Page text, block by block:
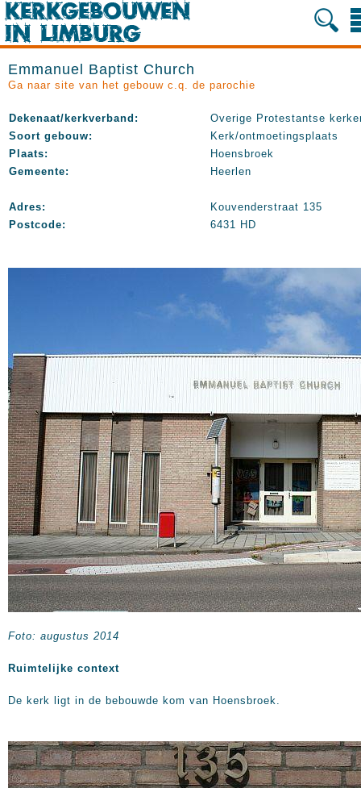
Emmanuel Baptist Church
Ga naar site van het gebouw c.q. de parochie
Dekenaat/kerkverband:
Overige Protestantse
Soort gebouw:
Kerk/ontmoetingsplaats
Plaats:
Hoensbroek
Gemeente:
Heerlen
Adres:
Kouvenderstraat 135
Postcode:
6431 HD
Foto: augustus 2014
Ruimtelijke context
De kerk ligt in de bebouwde kom van Hoensbroek.